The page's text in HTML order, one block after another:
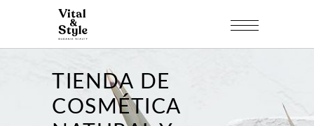
TIENDA DE
COSMÉTICA